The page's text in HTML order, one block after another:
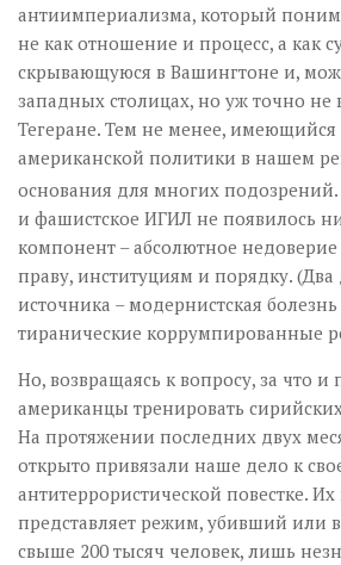
антиимпериализма, который
не как отношение и процесс, а как
скрывающуюся в Вашингтоне и,
западных столицах, но уж точно не
Тегеране. Тем не менее,
американской политики в нашем
основания для многих подозрений.
и фашистское ИГИЛ не появилось
компонент – абсолютное
праву, институциям и порядку.
источника – модернистская
тиранические коррумпированные
Но, возвращаясь к вопросу, за что и
американцы тренировать
На протяжении последних двух
открыто привязали наше дело к
антитеррористической повестке.
представляет режим, убивший или
свыше 200 тысяч человек, лишь